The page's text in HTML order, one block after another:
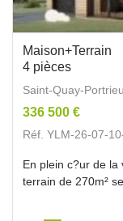
Maison+Terrain
4 pièces
Saint-Quay-
336 500 €
Réf. YLM-26-07-
En plein c?ur de la
terrain de 270m²